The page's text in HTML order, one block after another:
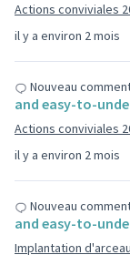
il y a environ 2 mois
Actions conviviales
il y a environ 2 mois
Nouveau
and easy-to-
Actions conviviales
Nouveau
and easy-to-
Implantation